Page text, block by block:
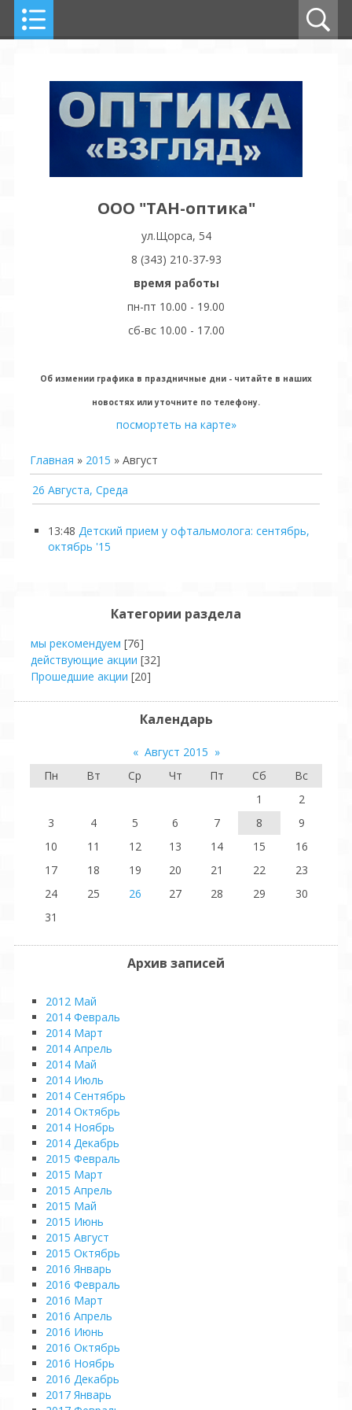
ООО "ТАН-оптика"
ул.Щорса, 54
8 (343) 210-37-93
время работы
пн-пт 10.00 - 19.00
сб-вс 10.00 - 17.00
Об измении графика в праздничные дни - читайте в наших
новостях или уточните по телефону.
посмортеть на карте»
Главная » 2015 » Август
26 Августа, Среда
13:48 Детский прием у офтальмолога: сентябрь,
октябрь '15
Категории раздела
мы рекомендуем [76]
действующие акции [32]
Прошедшие акции [20]
Календарь
« Август 2015 »
Пн
Вт Ср Чт Пт Сб
Вс
1
2
3
4 5 6 7 8
9
10
11 12 13 14 15
16
17
18 19 20 21 22
23
24
25 26 27 28 29
30
31
Архив записей
2012 Май
2014 Февраль
2014 Март
2014 Апрель
2014 Май
2014 Июль
2014 Сентябрь
2014 Октябрь
2014 Ноябрь
2014 Декабрь
2015 Февраль
2015 Март
2015 Апрель
2015 Май
2015 Июнь
2015 Август
2015 Октябрь
2016 Январь
2016 Февраль
2016 Март
2016 Апрель
2016 Июнь
2016 Октябрь
2016 Ноябрь
2016 Декабрь
2017 Январь